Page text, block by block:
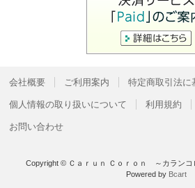
会社概要 ご利用案内 特定商取引法に
個人情報の取り扱いについて 利用規約
お問い合わせ
Copyright © Ｃａｒｕｎ Ｃｏｒｏｎ ～カランコ
Powered by Bcart